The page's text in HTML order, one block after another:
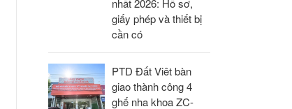
nhất 2026: Hồ sơ,
giấy phép và thiết bị
cần có
PTD Đất Viêt bàn
giao thành công 4
ghế nha khoa ZC-